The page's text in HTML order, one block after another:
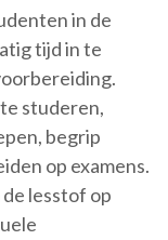
in de
tijd in te
studeren,
begrip
op examens.
lesstof op